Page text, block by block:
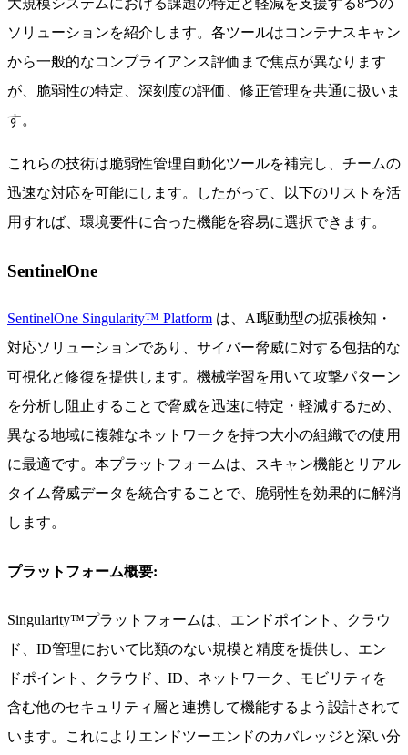
ソリューションを紹介します。各ツールはコンテナスキャン
から一般的なコンプライアンス評価まで焦点が異なります
が、脆弱性の特定、深刻度の評価、修正管理を共通に扱いま
す。
これらの技術は脆弱性管理自動化ツールを補完し、チームの
迅速な対応を可能にします。したがって、以下のリストを活
用すれば、環境要件に合った機能を容易に選択できます。
SentinelOne
SentinelOne Singularity™ Platform は、AI駆動型の拡張検知・
対応ソリューションであり、サイバー脅威に対する包括的な
可視化と修復を提供します。機械学習を用いて攻撃パターン
を分析し阻止することで脅威を迅速に特定・軽減するため、
異なる地域に複雑なネットワークを持つ大小の組織での使用
に最適です。本プラットフォームは、スキャン機能とリアル
タイム脅威データを統合することで、脆弱性を効果的に解消
します。
プラットフォーム概要:
Singularity™プラットフォームは、エンドポイント、クラウ
ド、ID管理において比類のない規模と精度を提供し、エン
ドポイント、クラウド、ID、ネットワーク、モビリティを
含む他のセキュリティ層と連携して機能するよう設計されて
います。これによりエンドツーエンドのカバレッジと深い分